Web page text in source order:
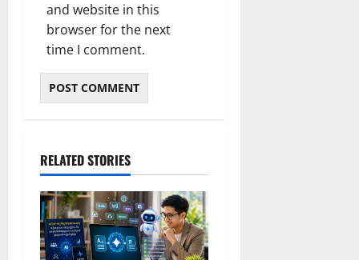
and website in this
browser for the next
time I comment.
RELATED STORIES